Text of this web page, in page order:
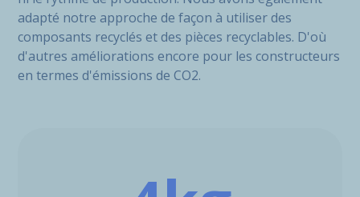
adapté notre approche de façon à utiliser des
composants recyclés et des pièces recyclables. D'où
d'autres améliorations encore pour les constructeurs
en termes d'émissions de CO2.